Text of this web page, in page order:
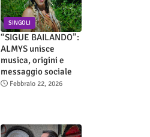
SINGOLI
“SIGUE BAILANDO”:
ALMYS unisce
musica, origini e
messaggio sociale
Febbraio 22, 2026